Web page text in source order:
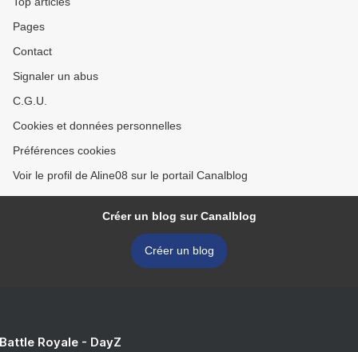
Pages
Contact
Signaler un abus
C.G.U.
Cookies et données personnelles
Préférences cookies
Voir le profil de Aline08 sur le portail Canalblog
Créer un blog sur Canalblog
Créer un blog
Royale - DayZ